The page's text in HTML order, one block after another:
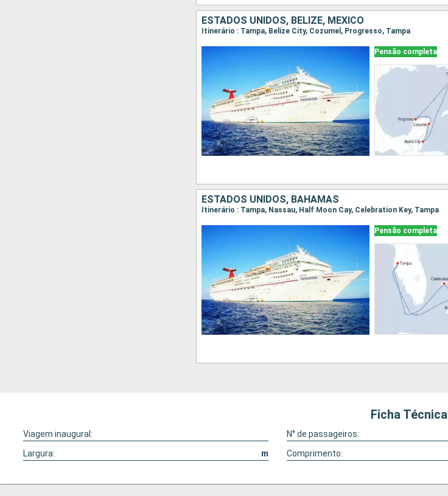
ESTADOS UNIDOS, BELIZE, MÉXICO
Itinerário : Tampa, Belize City, Cozumel, Progresso, Tampa
Pensão completa
ESTADOS UNIDOS, BAHAMAS
Itinerário : Tampa, Nassau, Half Moon Cay, Celebration Key, Tampa
Pensão completa
Ficha Técnica
Viagem inaugural: N° de passageiros:
Largura:
m Comprimento: